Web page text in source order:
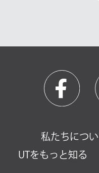
私たちにつ
UTをもっと知る